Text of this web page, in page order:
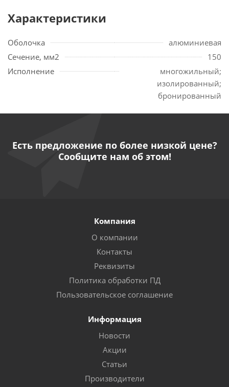
Характеристики
Оболочка
алюминиевая
Сечение, мм2
150
Исполнение
многожильный;
изолированный;
бронированный
Есть предложение по более низкой цене?
Сообщите нам об этом!
Компания
О компании
Контакты
Реквизиты
Политика обработки ПД
Пользовательское соглашение
Информация
Новости
Акции
Статьи
Производители